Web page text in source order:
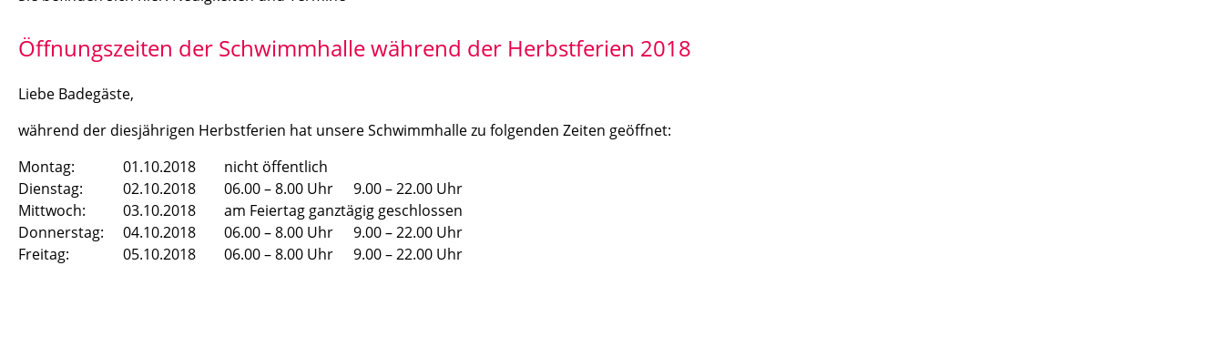
Öffnungszeiten der Schwimmhalle während der Herbstferien 2018
Liebe Badegäste,
während der diesjährigen Herbstferien hat unsere Schwimmhalle zu folgenden Zeiten geöffnet:
Montag:
01.10.2018
nicht öffentlich
Dienstag:
02.10.2018 06.00 – 8.00 Uhr
9.00 – 22.00 Uhr
Mittwoch:
03.10.2018
am Feiertag ganztägig geschlossen
Donnerstag:
04.10.2018 06.00 – 8.00 Uhr
9.00 – 22.00 Uhr
Freitag:
05.10.2018 06.00 – 8.00 Uhr 9.00 – 22.00 Uhr